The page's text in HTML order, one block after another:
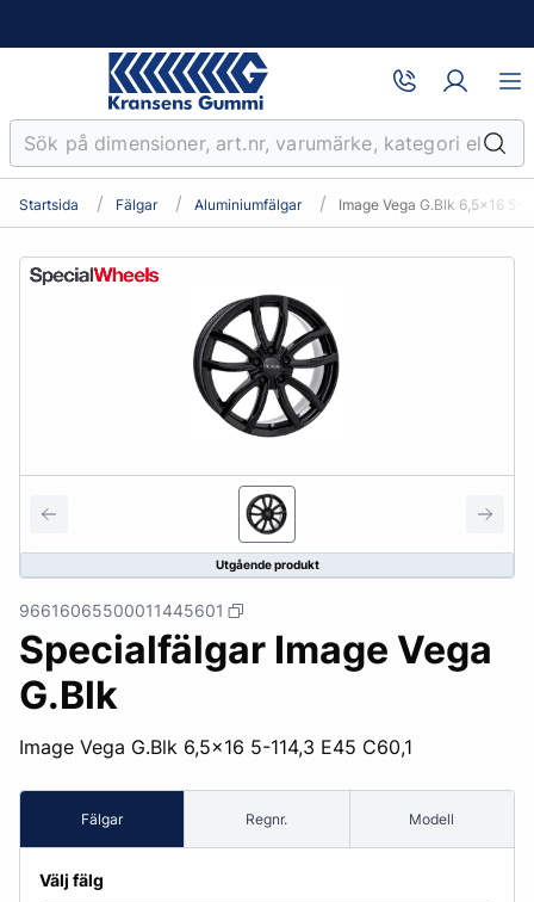
Startsida Fälgar Aluminiumfälgar Image Vega G.Blk 6,5x16 5-
Utgående produkt
96616065500011445601
Specialfälgar Image Vega
G.Blk
Image Vega G.Blk 6,5x16 5-114,3 E45 C60,1
Fälgar Regnr. Modell
Välj fälg